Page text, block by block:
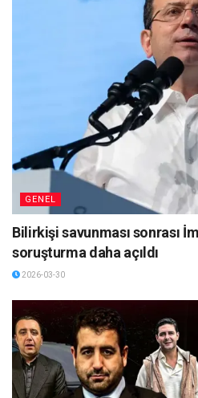
GENEL
Bilirkişi savunması sonrası
soruşturma daha açıldı
2026-03-30